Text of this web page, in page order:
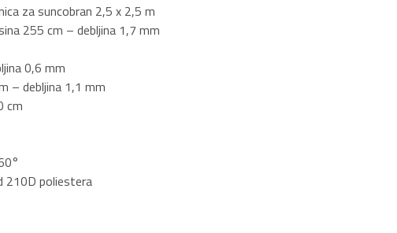
za suncobran 2,5 x 2,5 m
255 cm – debljina 1,7 mm
0,6 mm
– debljina 1,1 mm
cm
210D poliestera